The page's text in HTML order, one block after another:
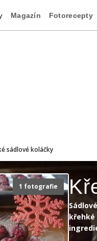
Magazín Fotorecepty
sádlové koláčky
1 fotografie
křehké